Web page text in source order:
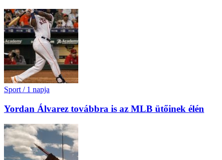
Sport / 1 napja
Yordan Álvarez továbbra is az MLB ütőinek élén